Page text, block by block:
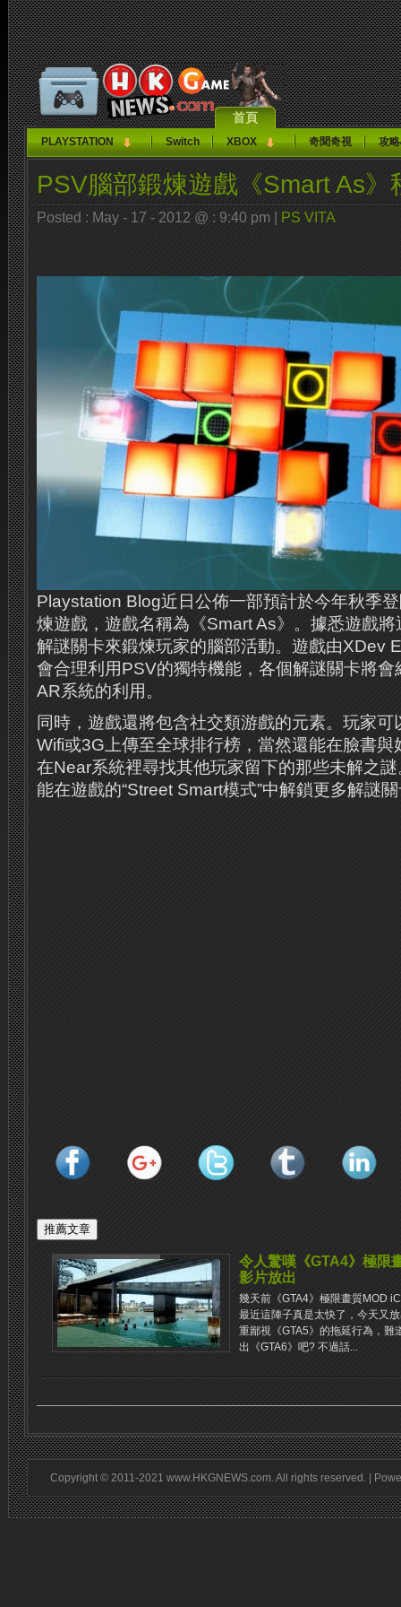
首頁
PLAYSTATION Switch XBOX 奇聞奇視 攻
PSV腦部鍛煉遊戲《Smart As》
Posted : May - 17 - 2012 @ : 9:40 pm | PS VITA
Playstation Blog近日公佈一部預計於今年秋季
煉遊戲，遊戲名稱為《Smart As》。據悉遊戲
解謎關卡來鍛煉玩家的腦部活動。遊戲由XDev
會合理利用PSV的獨特機能，各個解謎關卡將
AR系統的利用。
同時，遊戲還將包含社交類游戲的元素。玩家
Wifi或3G上傳至全球排行榜，當然還能在臉書與
在Near系統裡尋找其他玩家留下的那些未解之
能在遊戲的“Street Smart模式”中解鎖更多解謎
令人驚嘆《GTA4》極限
影片放出
幾天前《GTA4》極限畫質MOD
最近這陣子真是太快了，今天又
重鄙視《GTA5》的拖延行為，
出《GTA6》吧? 不過話...
Copyright © 2011-2021 www.HKGNEWS.com. All rights reserved. |